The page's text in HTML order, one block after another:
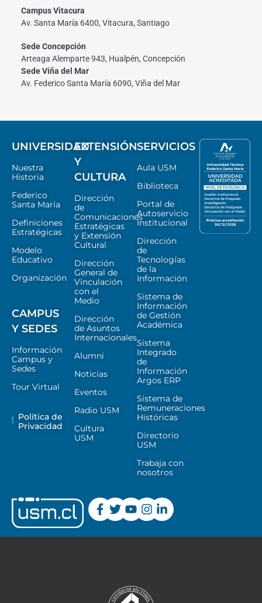
Campus Vitacura
Av. Santa María 6400, Vitacura, Santiago
Sede Concepción
Arteaga Alemparte 943, Hualpén, Concepción
Sede Viña del Mar
Av. Federico Santa María 6090, Viña del Mar
UNIVERSIDAD
Nuestra
Historia
Federico
Santa María
Definiciones
Estratégicas
Modelo
Educativo
Organización
CAMPUS
Y SEDES
Información
Campus y
Sedes
Tour Virtual
Política de
Privacidad
EXTENSIÓN
Y
CULTURA
Dirección
de
Comunicaciones
Estratégicas
y Extensión
Cultural
Dirección
General de
Vinculación
con el
Medio
Dirección
de Asuntos
Internacionales
Alumni
Noticias
Eventos
Radio USM
Cultura
USM
SERVICIOS
Aula USM
Biblioteca
Portal de
Autoservicio
Institucional
Dirección
de
Tecnologías
de la
Información
Sistema de
Información
de Gestión
Académica
Sistema
Integrado
de
Información
Argos ERP
Sistema de
Remuneraciones
Históricas
Directorio
USM
Trabaja con
nosotros